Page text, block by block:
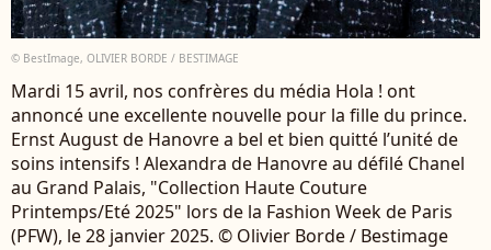
© BestImage, OLIVIER BORDE / BESTIMAGE
Mardi 15 avril, nos confrères du média Hola ! ont
annoncé une excellente nouvelle pour la fille du prince.
Ernst August de Hanovre a bel et bien quitté l’unité de
soins intensifs ! Alexandra de Hanovre au défilé Chanel
au Grand Palais, "Collection Haute Couture
Printemps/Eté 2025" lors de la Fashion Week de Paris
(PFW), le 28 janvier 2025. © Olivier Borde / Bestimage